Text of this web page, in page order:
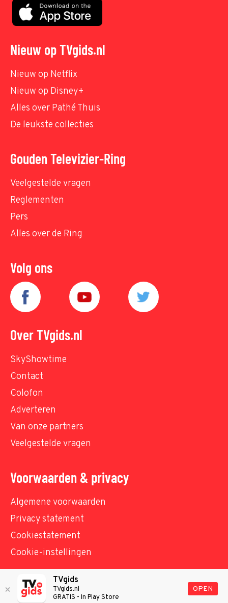
Nieuw op TVgids.nl
Nieuw op Netflix
Nieuw op Disney+
Alles over Pathé Thuis
De leukste collecties
Gouden Televizier-Ring
Veelgestelde vragen
Reglementen
Pers
Alles over de Ring
Volg ons
Over TVgids.nl
SkyShowtime
Contact
Colofon
Adverteren
Van onze partners
Veelgestelde vragen
Voorwaarden & privacy
Algemene voorwaarden
Privacy statement
Cookiestatement
Cookie-instellingen
© TVgids.nl 2026 - All rights reserved. No text and
datamining.
TVgids
TVgids.nl
GRATIS - In Play Store
OPEN